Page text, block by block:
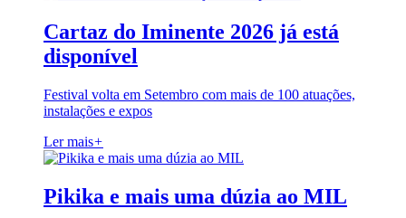
Cartaz do Iminente 2026 já está
disponível
Festival volta em Setembro com mais de 100 atuações,
instalações e expos
Ler mais+
Pikika e mais uma dúzia ao MIL